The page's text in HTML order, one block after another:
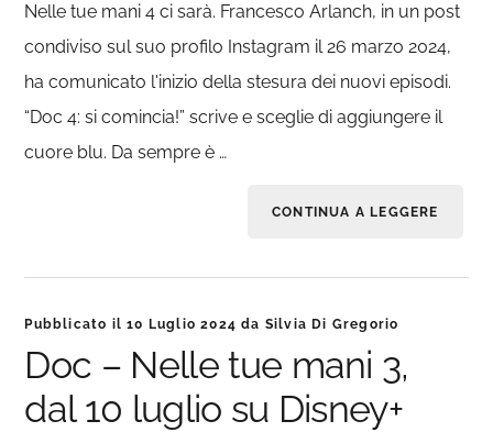
Nelle tue mani 4 ci sarà. Francesco Arlanch, in un post
condiviso sul suo profilo Instagram il 26 marzo 2024,
ha comunicato l'inizio della stesura dei nuovi episodi.
“Doc 4: si comincia!” scrive e sceglie di aggiungere il
cuore blu. Da sempre è …
CONTINUA A LEGGERE
Pubblicato il10 Luglio 2024 da Silvia Di Gregorio
Doc – Nelle tue mani 3,
dal 10 luglio su Disney+